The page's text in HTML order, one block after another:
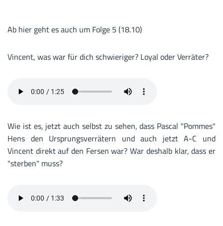
Ab hier geht es auch um Folge 5 (18.10)
Vincent, was war für dich schwieriger? Loyal oder Verräter?
Wie ist es, jetzt auch selbst zu sehen, dass Pascal "Pommes"
Hens den Ursprungsverrätern und auch jetzt A-C und
Vincent direkt auf den Fersen war? War deshalb klar, dass er
"sterben" muss?